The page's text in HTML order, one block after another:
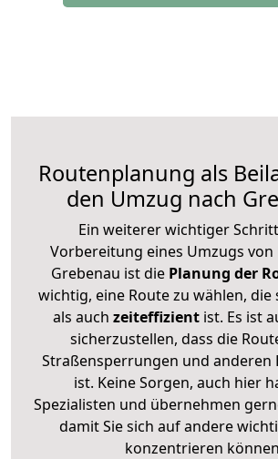
Routenplanung als
den Umzug nach
Ein weiterer wichtiger
Vorbereitung eines Umzugs von
Grebenau ist diePlanung der
wichtig, eine Route zu wählen, die
als auch zeiteffizientist. Es ist
sicherzustellen, dass die
Straßensperrungen und anderen
ist. Keine Sorgen, auch hier
Spezialisten und übernehmen
damit Sie sich auf andere
konzentrieren